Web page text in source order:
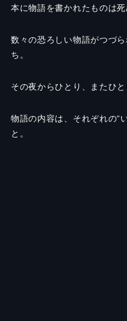
本に物語を書かれたものは死
数々の恐ろしい物語がつづ
ち。
その夜からひとり、またひ
物語の内容は、それぞれの“
と。